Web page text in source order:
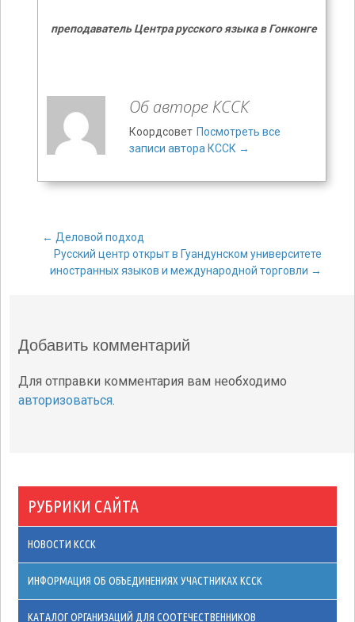
преподаватель Центра русского языка в Гонконге
Об авторе КССК
Коордсовет Посмотреть все
записи автора КССК →
Навигация по
записям
← Деловой подход
Русский центр открыт в Гуандунском университете
иностранных языков и международной торговли →
Добавить комментарий
Для отправки комментария вам необходимо
авторизоваться.
РУБРИКИ САЙТА
НОВОСТИ КССК
ИНФОРМАЦИЯ ОБ ОБЪЕДИНЕНИЯХ УЧАСТНИКАХ КССК
КАТАЛОГ ОРГАНИЗАЦИЙ ДЛЯ СООТЕЧЕСТВЕННИКОВ